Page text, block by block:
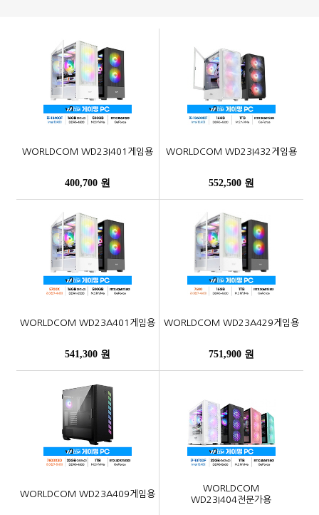
WORLDCOM WD23I401게임용
400,700 원
WORLDCOM WD23I432게임용
552,500 원
WORLDCOM WD23A401게임용
541,300 원
WORLDCOM WD23A429게임용
751,900 원
WORLDCOM WD23A409게임용
WORLDCOM
WD23I404전문가용